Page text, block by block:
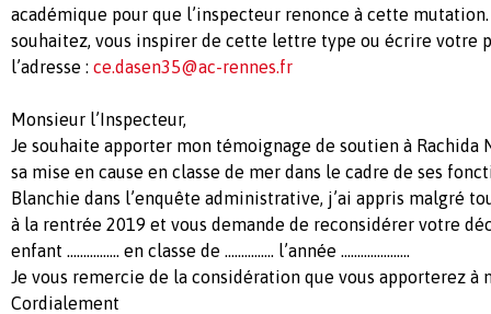
académique pour que l’inspecteur renonce à cette
souhaitez, vous inspirer de cette lettre type ou écrire votre
l’adresse : ce.dasen35@ac-rennes.fr
Monsieur l’Inspecteur,
Je souhaite apporter mon témoignage de soutien à Rachida
sa mise en cause en classe de mer dans le cadre de ses
Blanchie dans l’enquête administrative, j’ai appris malgré
à la rentrée 2019 et vous demande de reconsidérer votre
enfant ……………. en classe de …………… l’année …………………
Je vous remercie de la considération que vous apporterez à
Cordialement